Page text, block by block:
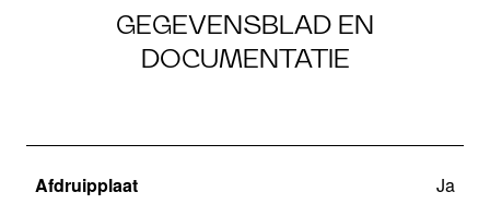
GEGEVENSBLAD EN
DOCUMENTATIE
Afdruipplaat Ja